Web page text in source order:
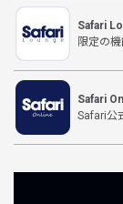
Safari
限定の
Safari
Safari公